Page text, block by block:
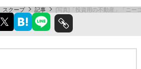
スクープ 記事 [写真]「投資用の不動産」「ニー